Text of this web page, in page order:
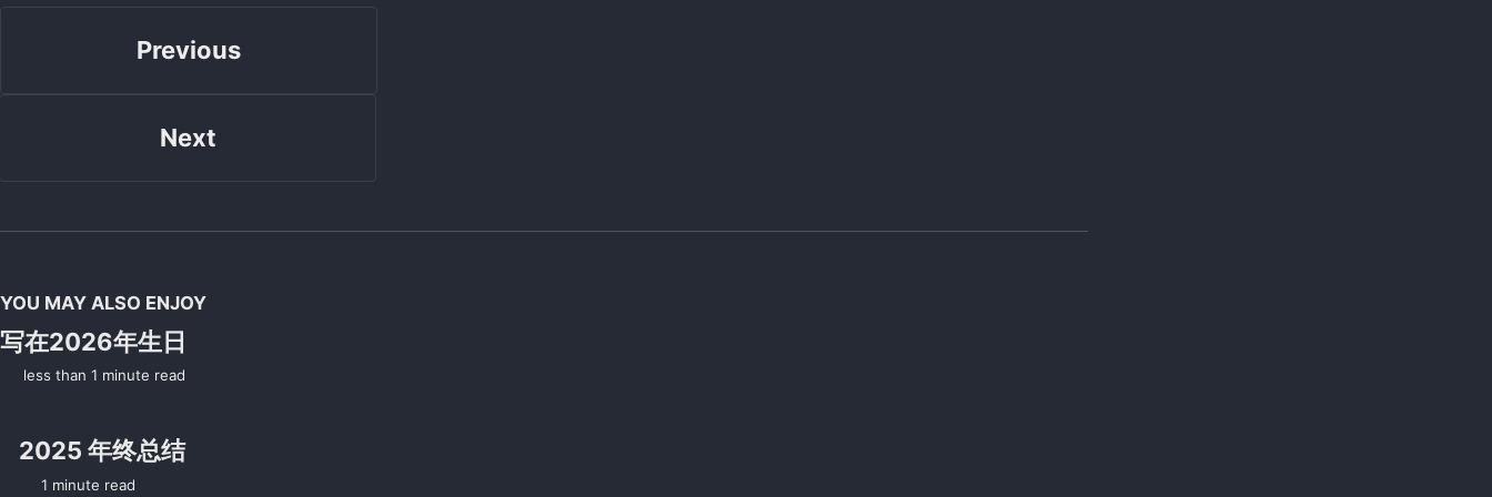
Previous
Next
YOU MAY ALSO ENJOY
写在2026年生日
less than 1 minute read
2025 年终总结
1 minute read